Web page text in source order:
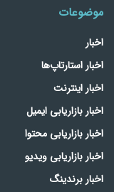
موضوعات
اخبار
اخبار استارتاپ‌ها
اخبار اینترنت
اخبار بازاریابی ایمیل
اخبار بازاریابی محتوا
اخبار بازاریابی ویدیو
اخبار برندینگ